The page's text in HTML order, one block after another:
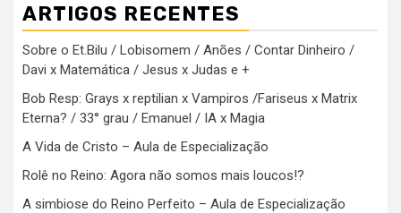
ARTIGOS RECENTES
Sobre o Et.Bilu / Lobisomem / Anões / Contar Dinheiro /
Davi x Matemática / Jesus x Judas e +
Bob Resp: Grays x reptilian x Vampiros /Fariseus x Matrix
Eterna? / 33° grau / Emanuel / IA x Magia
A Vida de Cristo – Aula de Especialização
Rolê no Reino: Agora não somos mais loucos!?
A simbiose do Reino Perfeito – Aula de Especialização